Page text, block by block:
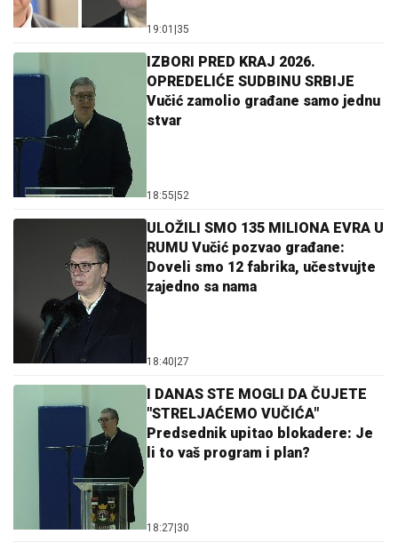
19:01 35
IZBORI PRED KRAJ 2026.
OPREDELIĆE SUDBINU SRBIJE
Vučić zamolio građane samo jednu
stvar
18:55 52
ULOŽILI SMO 135 MILIONA EVRA U
RUMU Vučić pozvao građane:
Doveli smo 12 fabrika, učestvujte
zajedno sa nama
18:40 27
I DANAS STE MOGLI DA ČUJETE
"STRELJAĆEMO VUČIĆA"
Predsednik upitao blokadere: Je
li to vaš program i plan?
18:27 30